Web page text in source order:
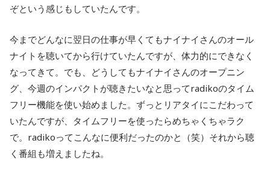
ぞという感じもしていたんです。
今までどんなに翌日の仕事が早くてもナイナイさんのオール
ナイトを聴いてから行けていたんですが、体力的にできなく
なってきて。でも、どうしてもナイナイさんのオープニン
グ、今週のインパクトが聴きたいなと思ってradikoのタイム
フリー機能を使い始めました。ずっとリアタイにこだわって
いたんですが、タイムフリーを使ったらめちゃくちゃラク
で。radikoってこんなに便利だったのかと（笑）それから聴
く番組も増えましたね。